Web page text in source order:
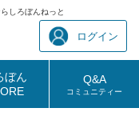
しろぼんねっと
ログイン
ぼん
Q&A
コミュニティー